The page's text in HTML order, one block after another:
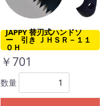
JAPPY 替刃式ハンドソ
ー 引き ＪＨＳＲ－１１
０Ｈ
￥701
数量